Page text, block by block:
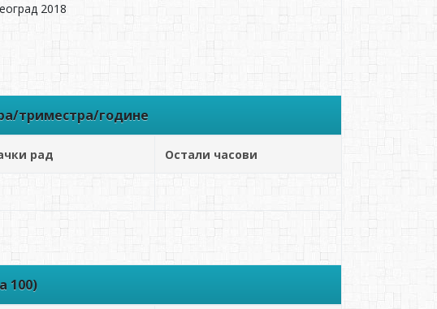
2018
триместра/године
рад Остали часови
100)